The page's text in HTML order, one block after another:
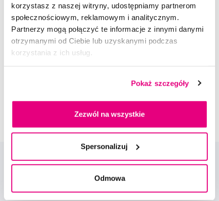
korzystasz z naszej witryny, udostępniamy partnerom
społecznościowym, reklamowym i analitycznym.
Partnerzy mogą połączyć te informacje z innymi danymi
otrzymanymi od Ciebie lub uzyskanymi podczas
korzystania z ich usług.
Pokaż szczegóły
Zezwól na wszystkie
Spersonalizuj
Odmowa
Doradzimy Ci
Napisz do naszych ekspertów